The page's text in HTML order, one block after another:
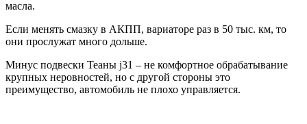
масла.
Если менять смазку в АКПП, вариаторе раз в 50 тыс. км, то
они прослужат много дольше.
Минус подвески Теаны j31 – не комфортное обрабатывание
крупных неровностей, но с другой стороны это
преимущество, автомобиль не плохо управляется.